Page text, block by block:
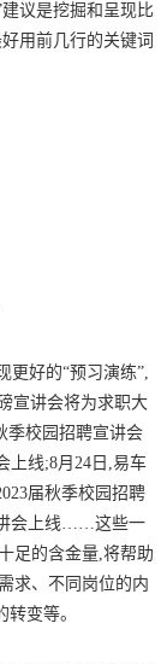
建议是挖掘和呈现比
用前几行的关键词
更好的“预习演练”,
宣讲会将为求职大
季校园招聘宣讲会
上线;8月24日,易车
届秋季校园招聘
讲会上线……这些一
足的含金量,将帮助
求、不同岗位的内
变等。